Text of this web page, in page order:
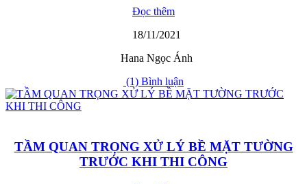
Đọc thêm
18/11/2021
Hana Ngọc Ánh
(1) Bình luận
TẦM QUAN TRỌNG XỬ LÝ BỀ MẶT TƯỜNG
TRƯỚC KHI THI CÔNG